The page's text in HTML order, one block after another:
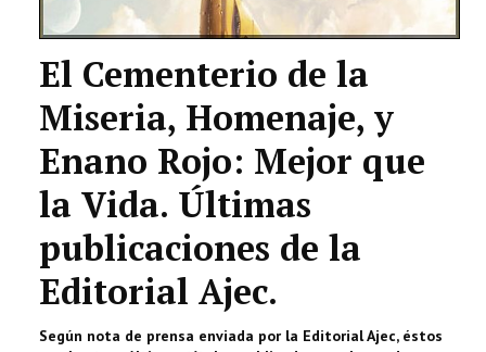
El Cementerio de la
Miseria, Homenaje, y
Enano Rojo: Mejor que
la Vida. Últimas
publicaciones de la
Editorial Ajec.
Según nota de prensa enviada por la Editorial Ajec, éstos